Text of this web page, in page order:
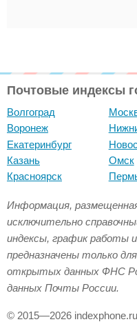
Почтовые индексы
Волгоград
Воронеж
Екатеринбург
Казань
Красноярск
Омск
Информация,
исключительно
индексы, график работы
предназначены только
открытых данных ФНС
данных Почты России.
© 2015—2026 indexphone.ru